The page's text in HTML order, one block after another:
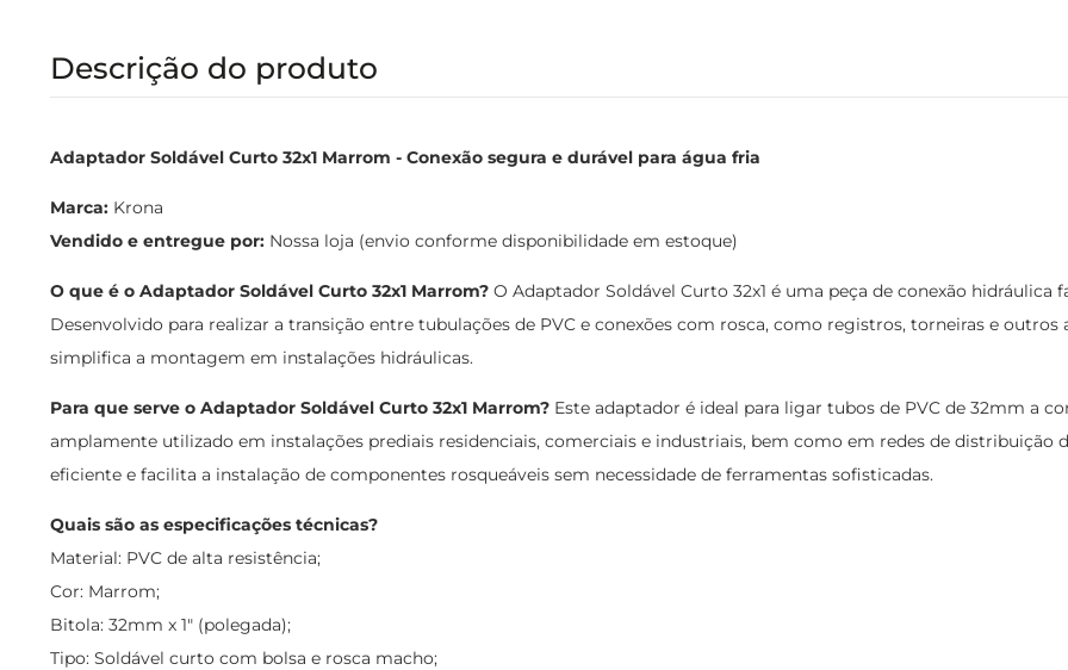
Descrição do produto
Adaptador Soldável Curto 32x1 Marrom - Conexão segura e durável para água fria
Marca: Krona
Vendido e entregue por: Nossa loja (envio conforme disponibilidade em estoque)
O que é o Adaptador Soldável Curto 32x1 Marrom? O Adaptador Soldável Curto 32x1 é uma peça de conexão
Desenvolvido para realizar a transição entre tubulações de PVC e conexões com rosca, como registros, torneiras e
simplifica a montagem em instalações hidráulicas.
Para que serve o Adaptador Soldável Curto 32x1 Marrom? Este adaptador é ideal para ligar tubos de PVC de 32mm a
amplamente utilizado em instalações prediais residenciais, comerciais e industriais, bem como em redes de distribuição
eficiente e facilita a instalação de componentes rosqueáveis sem necessidade de ferramentas sofisticadas.
Quais são as especificações técnicas?
Material: PVC de alta resistência;
Cor: Marrom;
Bitola: 32mm x 1" (polegada);
Tipo: Soldável curto com bolsa e rosca macho;